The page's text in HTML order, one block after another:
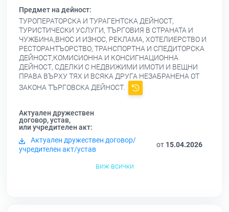
Предмет на дейност:
ТУРОПЕРАТОРСКА И ТУРАГЕНТСКА ДЕЙНОСТ,
ТУРИСТИЧЕСКИ УСЛУГИ, ТЪРГОВИЯ В СТРАНАТА И
ЧУЖБИНА,ВНОС И ИЗНОС, РЕКЛАМА, ХОТЕЛИЕРСТВО И
РЕСТОРАНТЪОРСТВО, ТРАНСПОРТНА И СПЕДИТОРСКА
ДЕЙНОСТ,КОМИСИОННА И КОНСИГНАЦИОННА
ДЕЙНОСТ, СДЕЛКИ С НЕДВИЖИМИ ИМОТИ И ВЕЩНИ
ПРАВА ВЪРХУ ТЯХ И ВСЯКА ДРУГА НЕЗАБРАНЕНА ОТ
ЗАКОНА ТЪРГОВСКА ДЕЙНОСТ.
Актуален дружествен
договор, устав,
или учредителен акт:
Актуален дружествен договор/
учредителен акт/устав
от 15.04.2026
виж всички